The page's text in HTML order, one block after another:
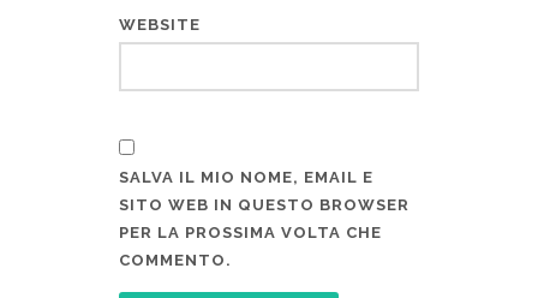
WEBSITE
SALVA IL MIO NOME, EMAIL E
SITO WEB IN QUESTO BROWSER
PER LA PROSSIMA VOLTA CHE
COMMENTO.